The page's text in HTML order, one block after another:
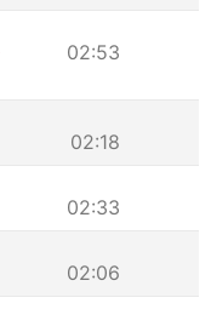
02:53
02:18
02:33
02:06